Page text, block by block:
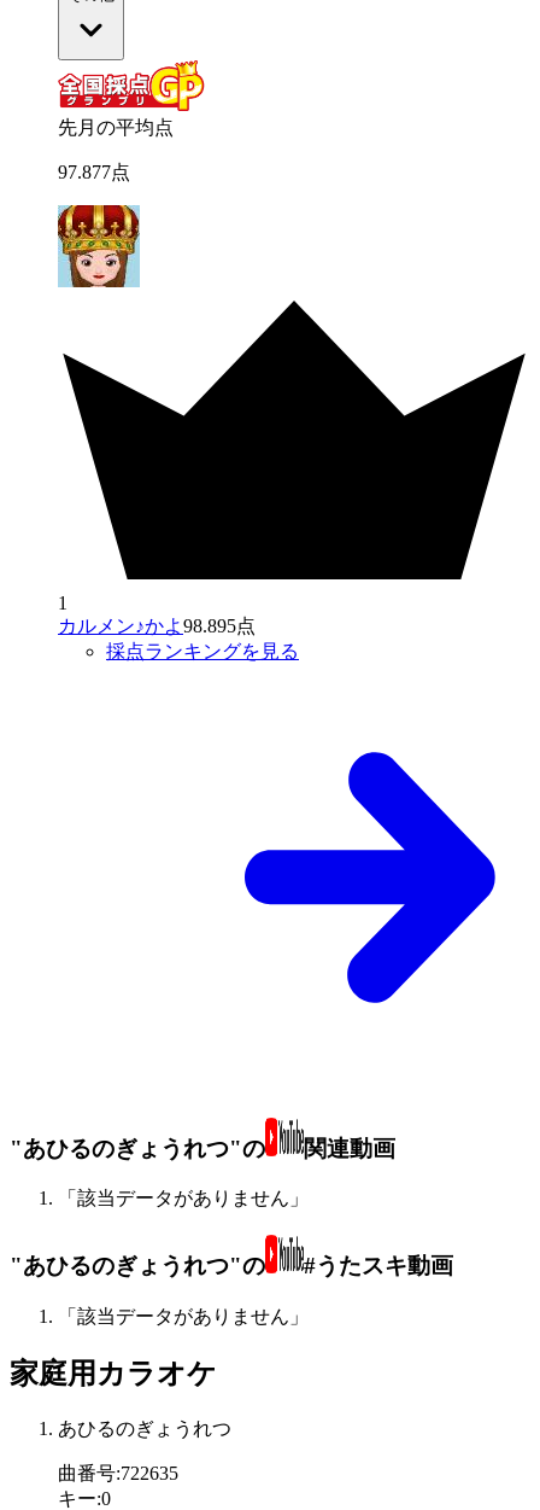
先月の平均点
97.877点
1
カルメン♪かよ98.895点
採点ランキングを見る
"あひるのぎょうれつ"の 関連動画
「該当データがありません」
"あひるのぎょうれつ"の #うたスキ動画
「該当データがありません」
家庭用カラオケ
あひるのぎょうれつ
曲番号:722635
キー:0